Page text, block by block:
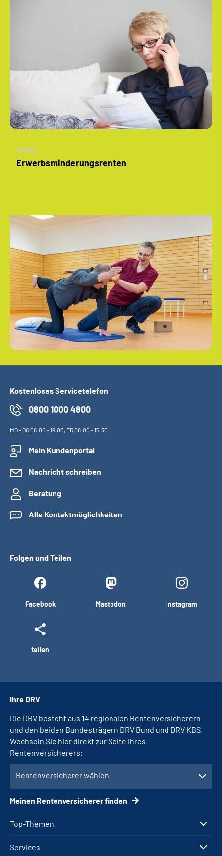
Artikel
­Erwerbsminderungs­renten
Kostenloses Servicetelefon
0800 1000 4800
MO- DO08:00 - 19:00, FR08:00 - 15:30
Mein Kundenportal
Nachricht schreiben
Beratung
Alle Kontaktmöglichkeiten
Folgen und Teilen
Facebook Mastodon Instagram
teilen
Top-Themen
Services
Ihre DRV
Die DRV besteht aus 14 regionalen Rentenversicherern
und den beiden Bundesträgern DRV Bund und DRV KBS.
Wechseln Sie hier direkt zur Seite Ihres
Rentenversicherers:
Rentenversicherer wählen
Meinen Rentenversicherer finden